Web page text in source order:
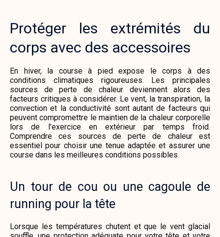
Protéger les extrémités du
corps avec des accessoires
En hiver, la course à pied expose le corps à des
conditions climatiques rigoureuses. Les principales
sources de perte de chaleur deviennent alors des
facteurs critiques à considérer. Le vent, la transpiration, la
convection et la conductivité sont autant de facteurs qui
peuvent compromettre le maintien de la chaleur corporelle
lors de l’exercice en extérieur par temps froid.
Comprendre ces sources de perte de chaleur est
essentiel pour choisir une tenue adaptée et assurer une
course dans les meilleures conditions possibles.
Un tour de cou ou une cagoule de
running pour la tête
Lorsque les températures chutent et que le vent glacial